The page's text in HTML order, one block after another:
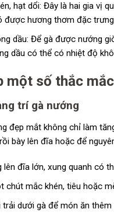
hạt dổi: Đây là hai gia vị
được hương thơm đặc trưng
dầu: Để gà được nướng
dầu có thể có nhiệt độ
một số thắc
trí gà nướng
đẹp mắt không chỉ làm
bày lên đĩa hoặc để
lên đĩa lớn, xung quanh có
chút mắc khén, tiêu hoặc
trải dưới gà để món ăn thêm